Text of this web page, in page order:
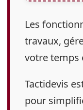
Les
travaux,
votre temps
Tactidevis
pour